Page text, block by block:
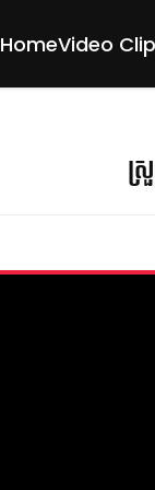
HomeVideo Clip
ស្